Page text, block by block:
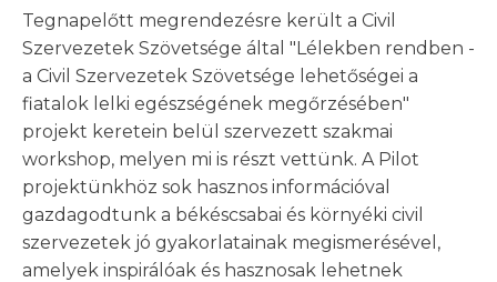
Tegnapelőtt megrendezésre került a Civil
Szervezetek Szövetsége által "Lélekben rendben -
a Civil Szervezetek Szövetsége lehetőségei a
fiatalok lelki egészségének megőrzésében"
projekt keretein belül szervezett szakmai
workshop, melyen mi is részt vettünk. A Pilot
projektünkhöz sok hasznos információval
gazdagodtunk a békéscsabai és környéki civil
szervezetek jó gyakorlatainak megismerésével,
amelyek inspirálóak és hasznosak lehetnek